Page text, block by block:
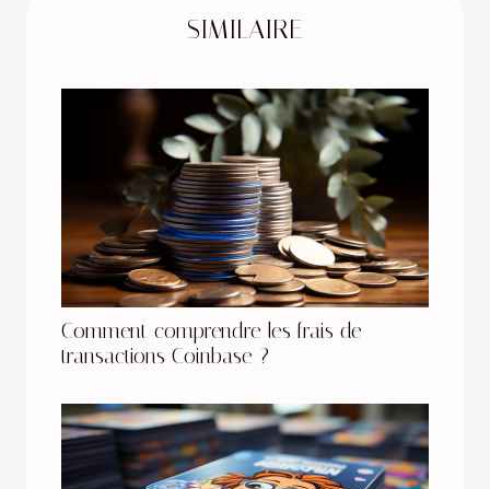
SIMILAIRE
Comment comprendre les frais de
transactions Coinbase ?